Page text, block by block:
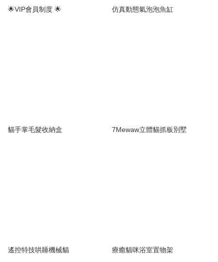
🌟VIP會員制度 🌟 仿真動態氣泡泡魚缸
貓手掌毛髮收納盒 7Mewaw立體貓抓板別墅
遙控特技哄睡機械貓 療癒貓咪浴室置物架